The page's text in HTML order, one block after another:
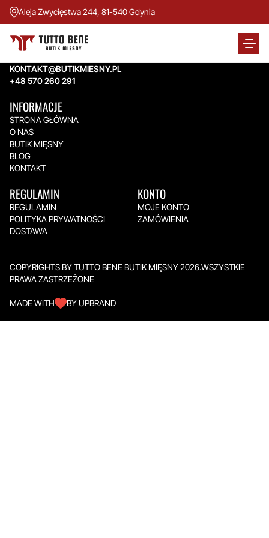
Aleja Zwycięstwa 244, 81-540 Gdynia
TUTTO BENE BUTIK MIĘSNY
Aleja Zwycięstwa 244,
KONTAKT@BUTIKMIESNY.PL
+48 570 260 291
INFORMACJE
STRONA GŁÓWNA
O NAS
BUTIK MIĘSNY
BLOG
KONTAKT
REGULAMIN
REGULAMIN
POLITYKA PRYWATNOŚCI
DOSTAWA
KONTO
MOJE KONTO
ZAMÓWIENIA
COPYRIGHTS BY TUTTO BENE BUTIK MIĘSNY 2026.WSZYSTKIE
PRAWA ZASTRZEŻONE
MADE WITH BY UPBRAND